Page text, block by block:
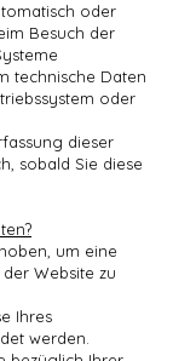
oder
Besuch der
technische Daten
oder
dieser
sobald Sie diese
um eine
Website zu
Ihres
werden.